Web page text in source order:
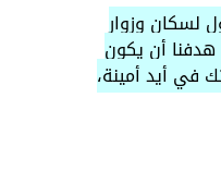
لسكان وزوار
هدفنا أن يكون
في أيد أمينة،